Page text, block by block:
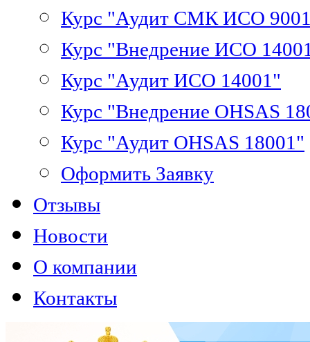
Курс "Аудит СМК ИСО
Курс "Внедрение ИСО
Курс "Аудит ИСО 14001"
Курс "Внедрение OHSAS
Курс "Аудит OHSAS 18001"
Оформить Заявку
Отзывы
Новости
О компании
Контакты